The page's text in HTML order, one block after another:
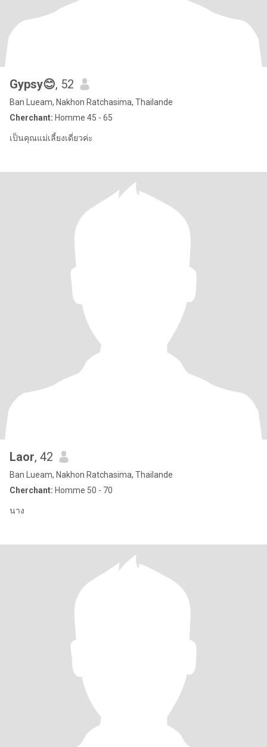
Gypsy😊, 52
Ban Lueam, Nakhon Ratchasima, Thailande
Cherchant: Homme 45 - 65
เป็นคุณแม่เลี้ยงเดี่ยวค่ะ
Laor, 42
Ban Lueam, Nakhon Ratchasima, Thailande
Cherchant: Homme 50 - 70
นาง